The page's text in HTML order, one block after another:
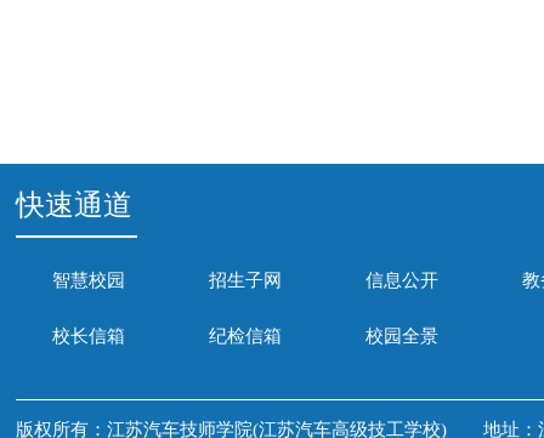
快速通道
智慧校园 招生子网 信息公开 教
校长信箱 纪检信箱 校园全景
版权所有：江苏汽车技师学院(江苏汽车高级技工学校) 地址：